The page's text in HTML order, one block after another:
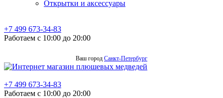
Открытки и аксессуары
+7 499 673-34-83
Работаем с 10:00 до 20:00
Ваш город Санкт-Петербург
+7 499 673-34-83
Работаем с 10:00 до 20:00